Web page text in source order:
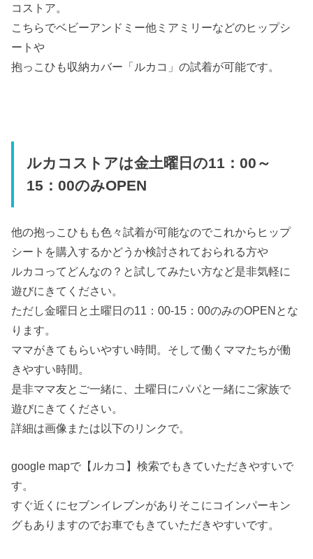
コストア。
こちらでベビーアンドミー他ミアミリーなどのヒップシ
ートや
抱っこひも収納カバー「ルカコ」の試着が可能です。
ルカコストアは金土曜日の11：00～
15：00のみOPEN
他の抱っこひもも色々試着が可能なのでこれからヒップ
シートを購入するかどうか検討されておられる方や
ルカコってどんなの？と試してみたい方など是非気軽に
遊びにきてください。
ただし金曜日と土曜日の11：00-15：00のみのOPENとな
ります。
ママがきてもらいやすい時間。そして働くママたちが働
きやすい時間。
是非ママ友とご一緒に、土曜日にパパと一緒にご家族で
遊びにきてください。
詳細は画像または以下のリンクで。
google mapで【ルカコ】検索でもきていただきやすいで
す。
すぐ近くにセブンイレブンがありそこにコインパーキン
グもありますのでお車でもきていただきやすいです。